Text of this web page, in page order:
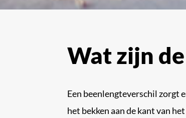
Wat zijn
Een beenlengteverschil zorgt
het bekken aan de kant van